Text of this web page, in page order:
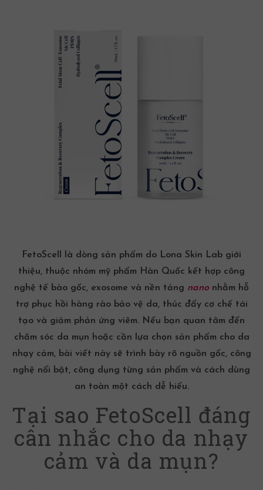
FetoScell là dòng sản phẩm do Lona Skin Lab giới
thiệu, thuộc nhóm mỹ phẩm Hàn Quốc kết hợp công
nghệ tế bào gốc, exosome và nền tảng nano nhằm hỗ
trợ phục hồi hàng rào bảo vệ da, thúc đẩy cơ chế tái
tạo và giảm phản ứng viêm. Nếu bạn quan tâm đến
chăm sóc da mụn hoặc cần lựa chọn sản phẩm cho da
nhạy cảm, bài viết này sẽ trình bày rõ nguồn gốc, công
nghệ nổi bật, công dụng từng sản phẩm và cách dùng
an toàn một cách dễ hiểu.
Tại sao FetoScell đáng
cân nhắc cho da nhạy
cảm và da mụn?